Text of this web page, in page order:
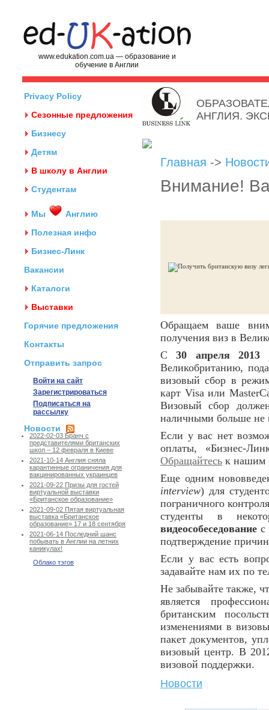
www.edukation.com.ua — образование и
обучение в Англии
Privacy Policy
Сезонные предложения
Бизнесу
Детям
В школу в Англии
Студентам
Мы
Англию
Полезная инфо
Бизнес-Линк
Вакансии
Каталоги
Выставки
Горячие предложения
Контакты
Отправить запрос
Войти на сайт
Зарегистрироваться
Подписаться на
рассылку
Новости
2022-02-03 Бранч с
представителями британских
школ – 12 февраля в Киеве
2021-10-14 Англия сняла
карантинные ограничения для
вакцинированных украинцев
2021-09-22 Призы для гостей
виртуальной выставки
«Британское образование»
2021-09-02 Пятая виртуальная
выставка «Британское
образование» 17 и 18 сентября
2021-06-14 Последний шанс
побывать в Англии на летних
каникулах!
Облако тэгов
АНГЛИЯ.
Главная ->
Внимание!
Обращаем ваше
получения виз в
С30 апреля 2013
Великобританию,
визовый сбор в
карт Visa или
Визовый сбор
наличными больше не
Если у вас нет
оплаты, «Бизнес-
Обращайтесь к нашим
Еще одним
interview) для
пограничного
студенты в
видеособеседование с
подтверждение
Если у вас есть
задавайте нам их по
Не забывайте также,
является
британским
изменениями в
пакет документов,
визовый центр. В
визовой поддержки.
Новости